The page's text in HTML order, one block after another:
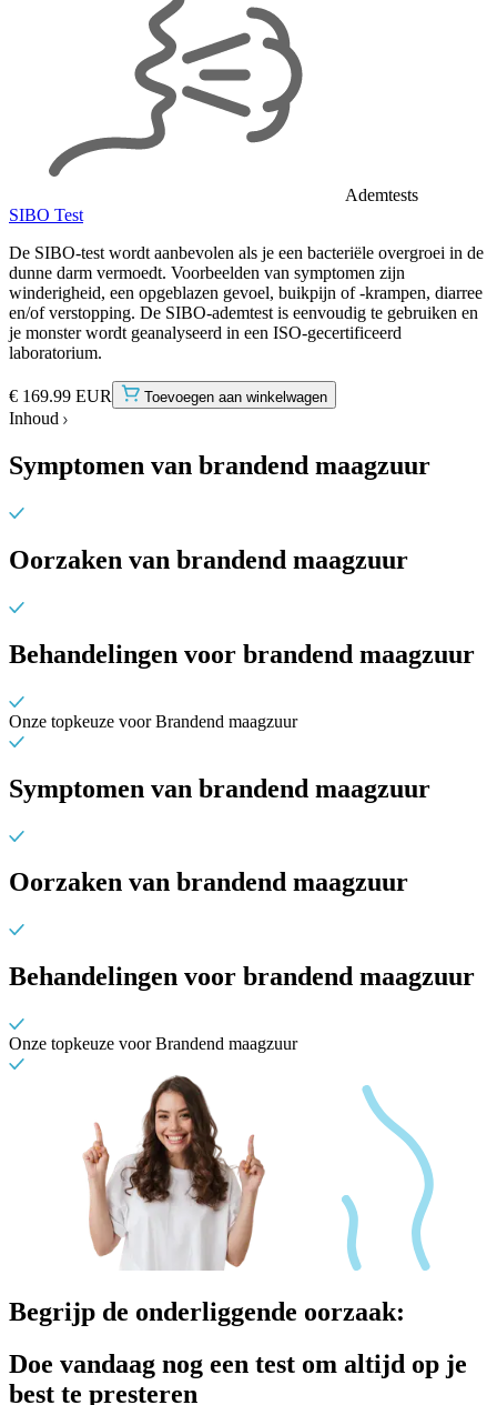
Ademtests
SIBO Test
De SIBO-test wordt aanbevolen als je een bacteriële overgroei in de
dunne darm vermoedt. Voorbeelden van symptomen zijn
winderigheid, een opgeblazen gevoel, buikpijn of -krampen, diarree
en/of verstopping. De SIBO-ademtest is eenvoudig te gebruiken en
je monster wordt geanalyseerd in een ISO-gecertificeerd
laboratorium.
€ 169.99 EUR Toevoegen aan winkelwagen
Inhoud
Symptomen van brandend maagzuur
Oorzaken van brandend maagzuur
Behandelingen voor brandend maagzuur
Onze topkeuze voor Brandend maagzuur
Symptomen van brandend maagzuur
Oorzaken van brandend maagzuur
Behandelingen voor brandend maagzuur
Onze topkeuze voor Brandend maagzuur
Begrijp de onderliggende oorzaak:
Doe vandaag nog een test om altijd op je
best te presteren